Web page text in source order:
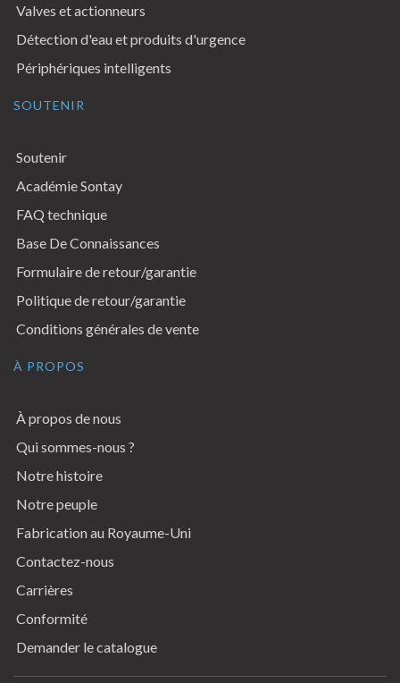
Valves et actionneurs
Détection d'eau et produits d'urgence
Périphériques intelligents
SOUTENIR
Soutenir
Académie Sontay
FAQ technique
Base De Connaissances
Formulaire de retour/garantie
Politique de retour/garantie
Conditions générales de vente
À PROPOS
À propos de nous
Qui sommes-nous ?
Notre histoire
Notre peuple
Fabrication au Royaume-Uni
Contactez-nous
Carrières
Conformité
Demander le catalogue